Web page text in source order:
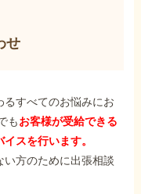
せ
るすべてのお悩みにお
もお客様が受給できる
スを行います。
い方のために出張相談